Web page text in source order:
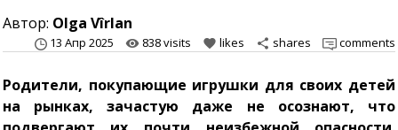
Автор: Olga Vîrlan
13 Апр 2025 remove_red_eye 838 visits favorite likes share shares comments
Родители, покупающие игрушки для своих детей
на рынках, зачастую даже не осознают, что